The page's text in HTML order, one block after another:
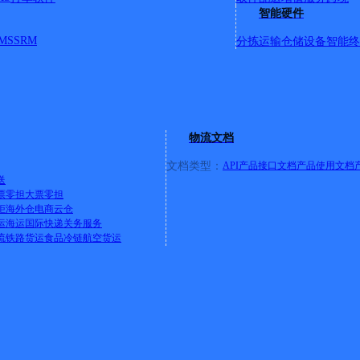
SRM
智能硬件
分拣运输仓储设备智能
零担大票零担
海外仓电商云仓
海运 国际快递关务服务
铁路货运食品冷链航空货运
物流文档
文档类型： API产品接口文档产品使用文档
省道英厝头段）